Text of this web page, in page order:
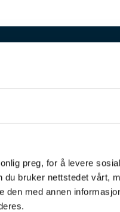
preg, for å levere
bruker nettstedet vårt,
med annen
LAND